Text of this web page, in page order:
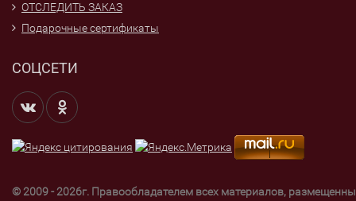
ОТСЛЕДИТЬ ЗАКАЗ
Подарочные сертификаты
СОЦСЕТИ
© 2009 - 2026г. Правообладателем всех материалов,